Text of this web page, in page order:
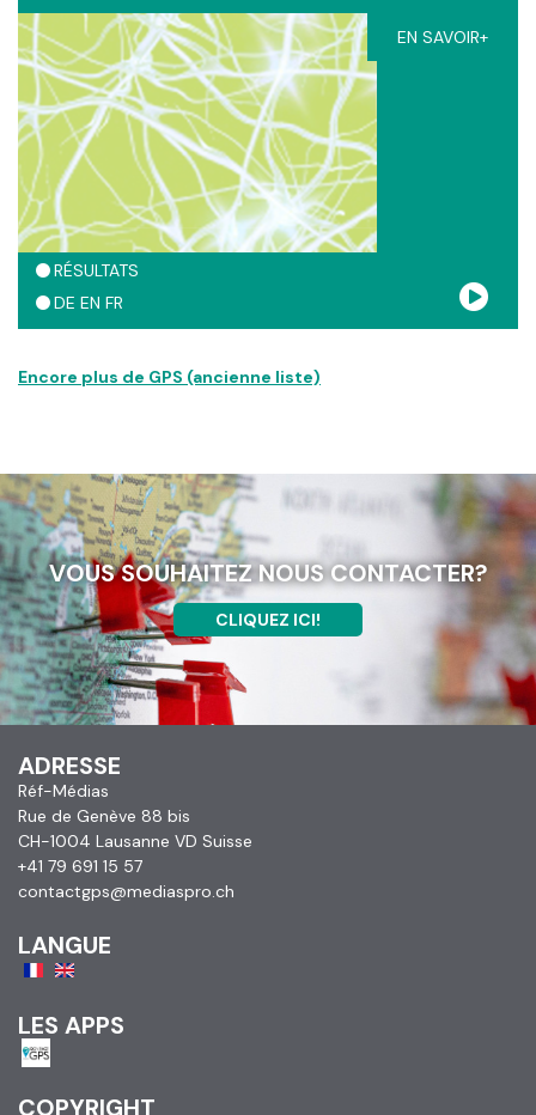
Cette version du ContactGPS a été créée à Genève, avec
le soutien de l'EPG, l'Eglise Protestante de Genève, à
l'occasion des 500 ans de la naissance du Réformateur.
EN SAVOIR+
RÉSULTATS
DE EN FR
Encore plus de GPS (ancienne liste)
VOUS SOUHAITEZ NOUS CONTACTER?
CLIQUEZ ICI!
ADRESSE
Réf-Médias
Rue de Genève 88 bis
CH-1004 Lausanne VD Suisse
+41 79 691 15 57
contactgps@mediaspro.ch
LANGUE
LES APPS
COPYRIGHT